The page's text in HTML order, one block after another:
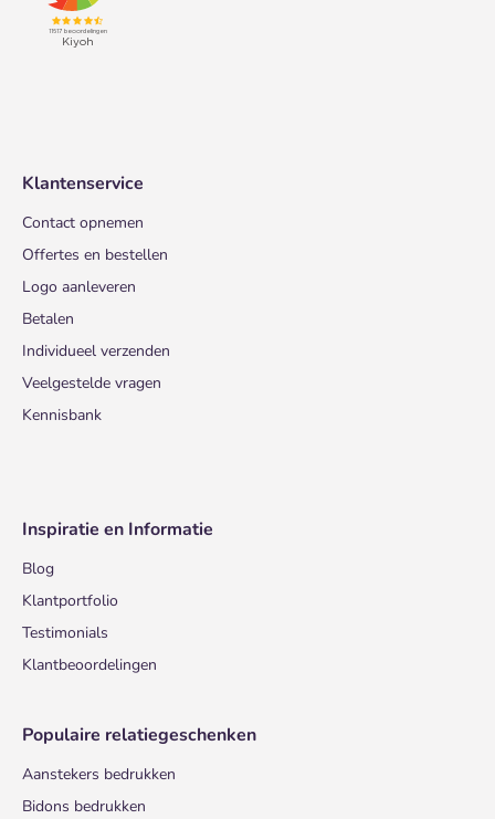
Klantenservice
Contact opnemen
Offertes en bestellen
Logo aanleveren
Betalen
Individueel verzenden
Veelgestelde vragen
Kennisbank
Inspiratie en Informatie
Blog
Klantportfolio
Testimonials
Klantbeoordelingen
Populaire relatiegeschenken
Aanstekers bedrukken
Bidons bedrukken